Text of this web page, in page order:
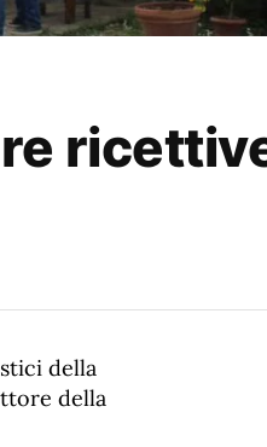
della
della